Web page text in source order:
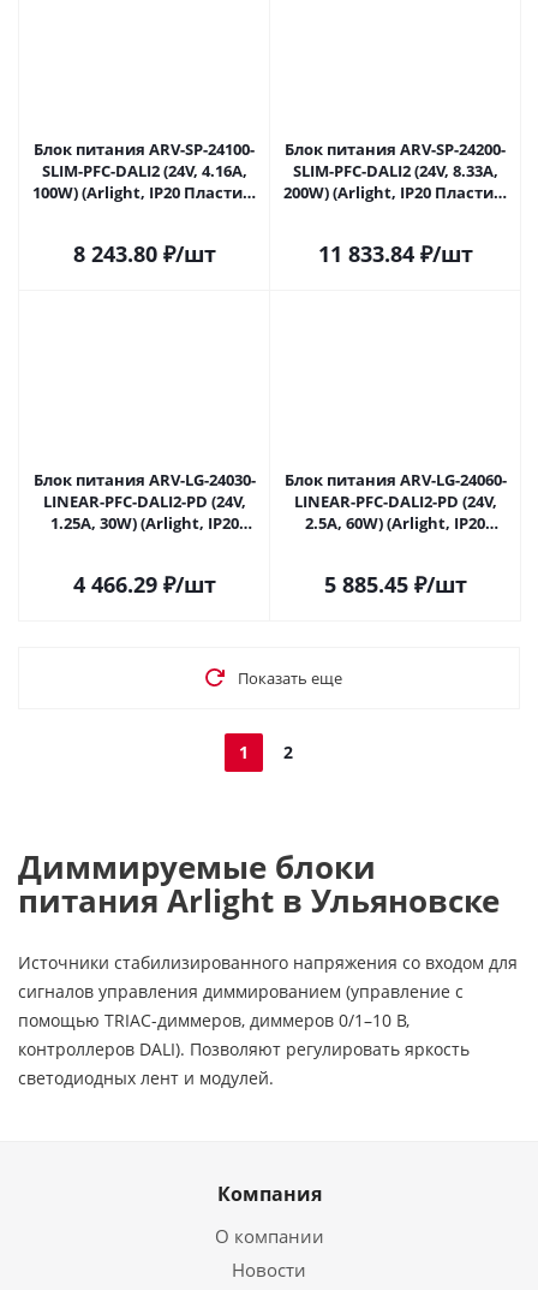
Блок питания ARV-SP-24100-
SLIM-PFC-DALI2 (24V, 4.16A,
100W) (Arlight, IP20 Пластик,
8 243.80₽/шт
Блок питания ARV-SP-24200-
SLIM-PFC-DALI2 (24V, 8.33A,
200W) (Arlight, IP20 Пластик,
11 833.84₽/шт
Блок питания ARV-LG-24030-
LINEAR-PFC-DALI2-PD (24V,
1.25A, 30W) (Arlight, IP20
4 466.29₽/шт
Блок питания ARV-LG-24060-
LINEAR-PFC-DALI2-PD (24V,
2.5A, 60W) (Arlight, IP20
5 885.45₽/шт
Показать еще
1 2
Диммируемые блоки
питания Arlight в Ульяновске
Источники стабилизированного напряжения со входом для
сигналов управления диммированием (управление с
помощью TRIAC-диммеров, диммеров 0/1–10 В,
контроллеров DALI). Позволяют регулировать яркость
светодиодных лент и модулей.
Компания
О компании
Новости